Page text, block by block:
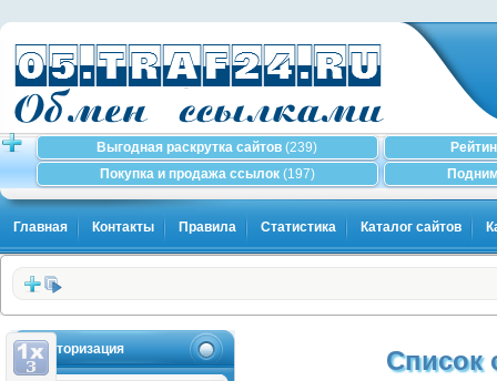
Выгодная раскрутка сайтов (239)
Покупка и продажа ссылок (197)
Главная Контакты Правила Статистика Каталог сайтов
Авторизация Список